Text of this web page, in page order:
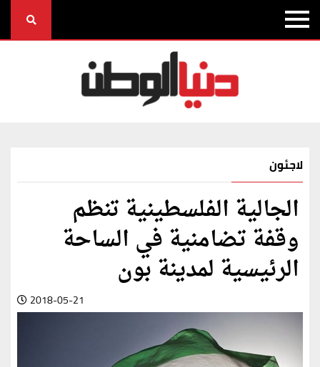
لاجئون
الجالية الفلسطينية تنظم
وقفة تضامنية في الساحة
الرئيسية لمدينة بون
2018-05-21